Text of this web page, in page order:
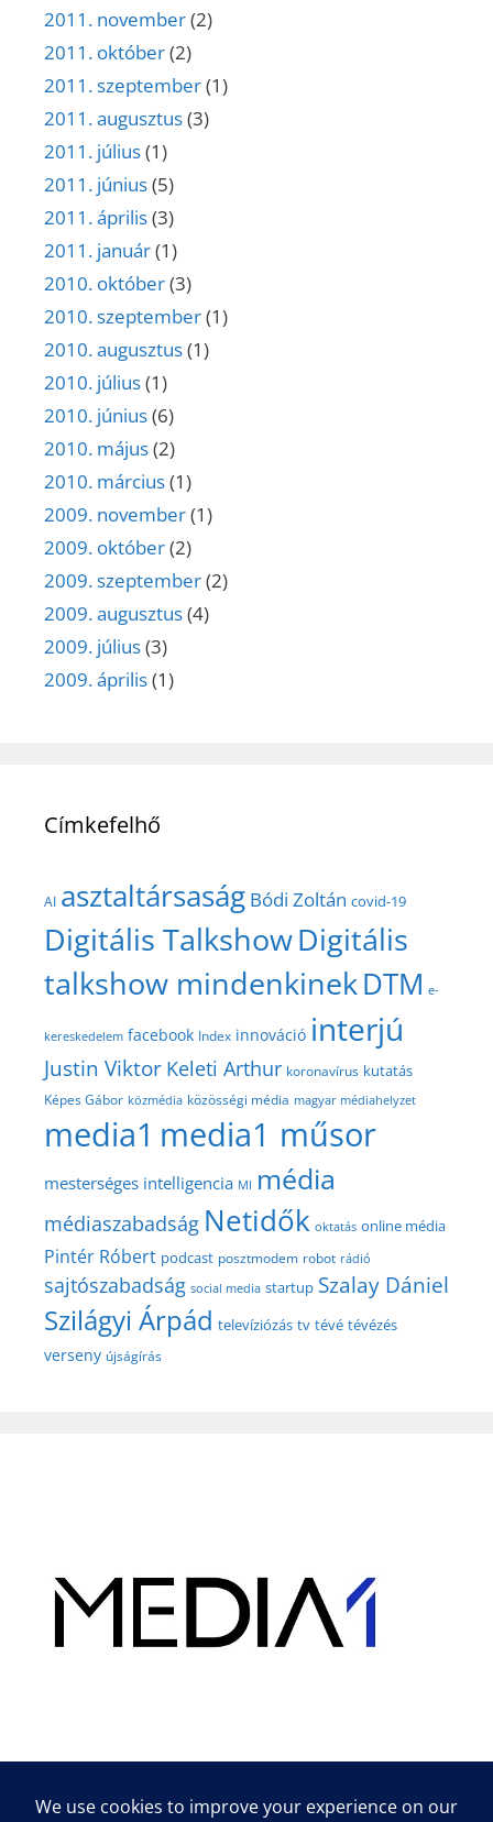
2011. november(2)
2011. október(2)
2011. szeptember(1)
2011. augusztus(3)
2011. július(1)
2011. június(5)
2011. április(3)
2011. január(1)
2010. október(3)
2010. szeptember(1)
2010. augusztus(1)
2010. július(1)
2010. június(6)
2010. május(2)
2010. március(1)
2009. november(1)
2009. október(2)
2009. szeptember(2)
2009. augusztus(4)
2009. július(3)
2009. április(1)
Címkefelhő
AI asztaltársaság Bódi Zoltán covid-19
Digitális TalkshowDigitális
talkshow mindenkinekDTM e-
kereskedelem facebook Index innováció interjú
Justin Viktor Keleti Arthur koronavírus kutatás
Képes Gábor közmédia közösségi média magyar médiahelyzet
media1 media1 műsor
mesterséges intelligencia MI média
médiaszabadság Netidők oktatás online média
Pintér Róbert podcast posztmodem robot rádió
sajtószabadság social media startup Szalay Dániel
Szilágyi Árpád televíziózás tv tévé tévézés
verseny újságírás